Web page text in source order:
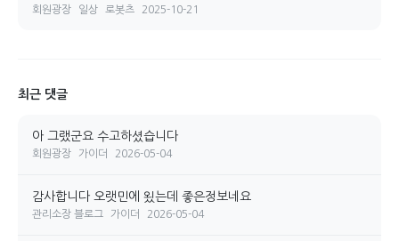
회원광장 일상 로봇츠 2025-10-21
최근 댓글
아 그랬군요 수고하셨습니다
회원광장 가이더 2026-05-04
감사합니다 오랫민에 욌는데 좋은정보네요
관리소장 블로그 가이더 2026-05-04